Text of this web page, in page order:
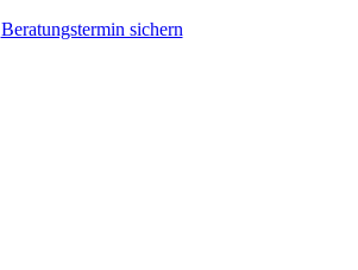
Beratungstermin sichern